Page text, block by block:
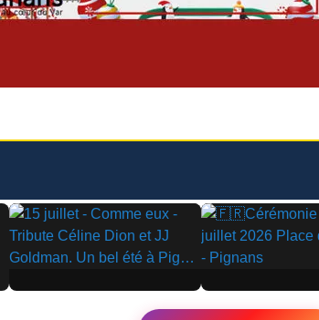
▶ ▶